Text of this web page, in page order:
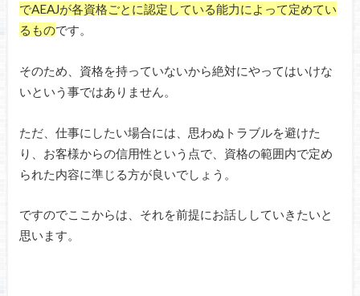
でAEAJが各資格ごとに認定している能力によって定めてい
るものです。
そのため、資格を持っていないから絶対にやってはいけな
いという事ではありません。
ただ、仕事にしたい場合には、思わぬトラブルを避けた
り、お客様からの信用性という点で、資格の範囲内で定め
られた内容に準じる方が良いでしょう。
ですのでここからは、それを前提にお話ししていきたいと
思います。